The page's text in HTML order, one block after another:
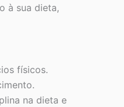
à sua dieta,
físicos.
na dieta e